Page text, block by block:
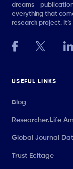
dreams -
everything that
research project.
USEFUL LINKS
Blog
Researcher.Life
Global Journal
Trust Editage